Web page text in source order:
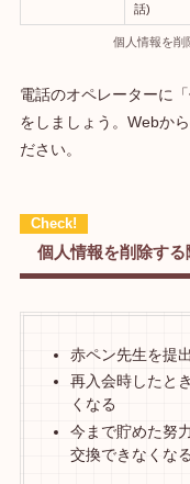
話)
個人情報を削
電話のオペレーターに
をしましょう。Webか
ださい。
個人情報を削除す
赤ペン先生を提
再入会時したと
くなる
今まで貯めた努
交換できなくなる